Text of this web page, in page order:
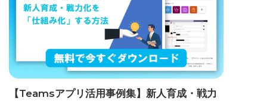
【Teamsアプリ活用事例集】新人育成・戦力